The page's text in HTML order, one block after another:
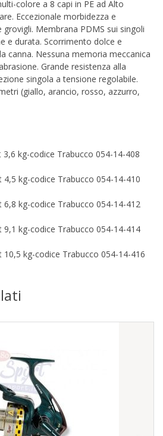
colore a 8 capi in PE ad Alto
Eccezionale morbidezza e
Membrana PDMS sui singoli
e durata. Scorrimento dolce e
canna. Nessuna memoria meccanica
Grande resistenza alla
singola a tensione regolabile.
(giallo, arancio, rosso, azzurro,
kg-codice Trabucco 054-14-408
kg-codice Trabucco 054-14-410
kg-codice Trabucco 054-14-412
kg-codice Trabucco 054-14-414
kg-codice Trabucco 054-14-416